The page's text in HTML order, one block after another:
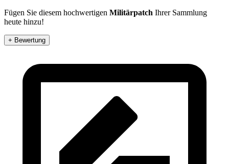
Fügen Sie diesem hochwertigen Militärpatch Ihrer Sammlung
heute hinzu!
+ Bewertung